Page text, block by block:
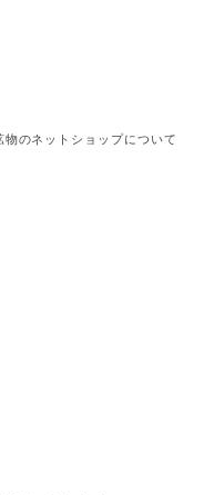
のネットショップについて